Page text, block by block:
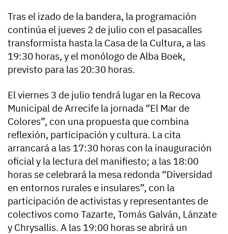
Tras el izado de la bandera, la programación
continúa el jueves 2 de julio con el pasacalles
transformista hasta la Casa de la Cultura, a las
19:30 horas, y el monólogo de Alba Boek,
previsto para las 20:30 horas.
El viernes 3 de julio tendrá lugar en la Recova
Municipal de Arrecife la jornada “El Mar de
Colores”, con una propuesta que combina
reflexión, participación y cultura. La cita
arrancará a las 17:30 horas con la inauguración
oficial y la lectura del manifiesto; a las 18:00
horas se celebrará la mesa redonda “Diversidad
en entornos rurales e insulares”, con la
participación de activistas y representantes de
colectivos como Tazarte, Tomás Galván, Lánzate
y Chrysallis. A las 19:00 horas se abrirá un